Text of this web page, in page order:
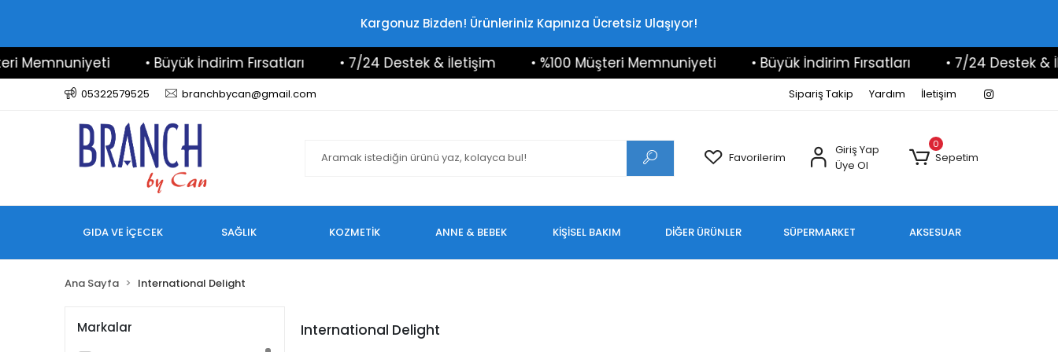
Kargonuz Bizden! Ürünleriniz Kapınıza Ücretsiz Ulaşıyor!
Memnuniyeti • Büyük İndirim Fırsatları • 7/24 Destek & İletişim • %100 Müşteri Memnuniyeti • Büyük İndirim Fırsatları • 7/24 Destek &
05322579525 branchbycan@gmail.com Sipariş Takip Yardım İletişim
Favorilerim
Giriş Yap
Üye Ol
0
Sepetim
GIDA VE İÇECEK SAĞLIK KOZMETİK ANNE & BEBEK KİŞİSEL BAKIM DİĞER ÜRÜNLER SÜPERMARKET AKSESUAR
Ana Sayfa International Delight
Markalar International Delight